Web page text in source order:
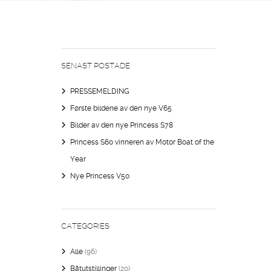
SENAST POSTADE
PRESSEMELDING
Første bildene av den nye V65
Bilder av den nye Princess S78
Princess S60 vinneren av Motor Boat of the
Year
Nye Princess V50
CATEGORIES
Alle (96)
Båtutstillinger (20)